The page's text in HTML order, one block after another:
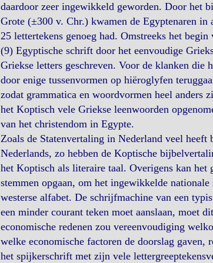
daardoor zeer ingewikkeld geworden. Door het
Grote (±300 v. Chr.) kwamen de Egyptenaren
25 lettertekens genoeg had. Omstreeks het
(9) Egyptische schrift door het eenvoudige
Griekse letters geschreven. Voor de klanken die
door enige tussenvormen op hiëroglyfen
zodat grammatica en woordvormen heel
het Koptisch vele Griekse leenwoorden
van het christendom in Egypte.
Zoals de Statenvertaling in Nederland veel heeft
Nederlands, zo hebben de Koptische
het Koptisch als literaire taal. Overigens kan het
stemmen opgaan, om het ingewikkelde
westerse alfabet. De schrijfmachine van een
een minder courant teken moet aanslaan, moet
economische redenen zou vereenvoudiging
welke economische factoren de doorslag gaven,
het spijkerschrift met zijn vele